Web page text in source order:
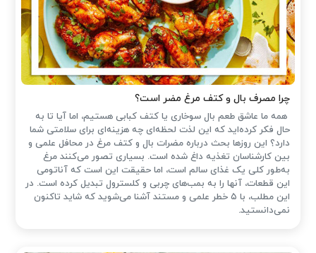
چرا مصرف بال و کتف مرغ مضر است؟
همه ما عاشق طعم بال سوخاری یا کتف کبابی هستیم، اما آیا تا به
حال فکر کرده‌اید که این لذت لحظه‌ای چه هزینه‌ای برای سلامتی شما
دارد؟ این روزها بحث درباره مضرات بال و کتف مرغ در محافل علمی و
بین کارشناسان تغذیه داغ شده است. بسیاری تصور می‌کنند مرغ
به‌طور کلی یک غذای سالم است، اما حقیقت این است که آناتومی
این قطعات، آنها را به بمب‌های چربی و کلسترول تبدیل کرده است. در
این مطلب، با ۵ خطر علمی و مستند آشنا می‌شوید که شاید تاکنون
نمی‌دانستید.